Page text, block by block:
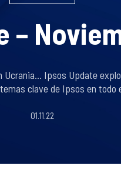
–
Ipsos Update
clave de Ipsos en todo
01.11.22